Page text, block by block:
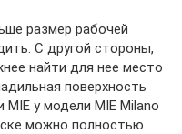
размер рабочей
С другой стороны,
найти для нее место
поверхность
у модели MIE Milano
можно полностью